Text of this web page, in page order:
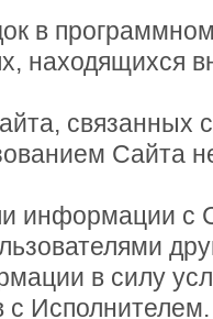
в
находящихся
связанных
Сайта
информации с
в силу
с Исполнителем.